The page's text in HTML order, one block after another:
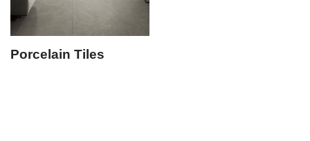
Porcelain Tiles